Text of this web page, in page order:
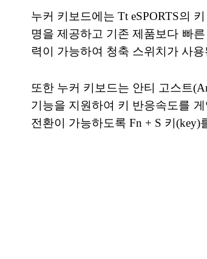
누커 키보드에는 Tt eSPORTS의
명을 제공하고 기존 제품보다 빠
력이 가능하여 청축 스위치가 사
또한 누커 키보드는 안티 고스트
기능을 지원하여 키 반응속도를
전환이 가능하도록 Fn + S 키